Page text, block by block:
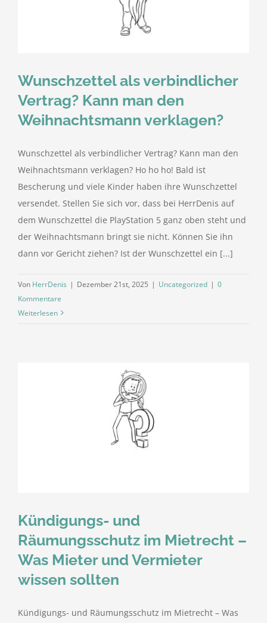
Blog
Impressum
Datenschutzerklärung
Wunschzettel als verbindlicher
Vertrag? Kann man den
Weihnachtsmann verklagen?
Wunschzettel als verbindlicher Vertrag? Kann man den
Weihnachtsmann verklagen? Ho ho ho! Bald ist
Bescherung und viele Kinder haben ihre Wunschzettel
versendet. Stellen Sie sich vor, dass bei HerrDenis auf
dem Wunschzettel die PlayStation 5 ganz oben steht und
der Weihnachtsmann bringt sie nicht. Können Sie ihn
dann vor Gericht ziehen? Ist der Wunschzettel ein [...]
Von HerrDenis | Dezember 21st, 2025 | Uncategorized | 0
Kommentare
Weiterlesen
Kündigungs- und
Räumungsschutz im Mietrecht –
Was Mieter und Vermieter
wissen sollten
Kündigungs- und Räumungsschutz im Mietrecht – Was